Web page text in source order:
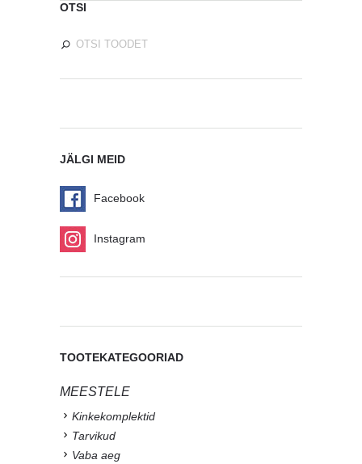
OTSI
JÄLGI MEID
Facebook
Instagram
TOOTEKATEGOORIAD
MEESTELE
Kinkekomplektid
Tarvikud
Vaba aeg